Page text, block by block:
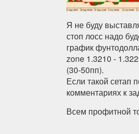
Я не буду
стоп лосс надо
график
zone 1.3210 -
(30-50пп).
Если такой сетап
комментариях к
Всем профитной